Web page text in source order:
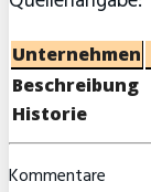
Unternehmen
Beschreibung
Historie
Kommentare